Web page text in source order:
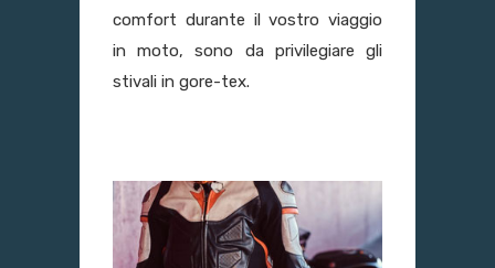
comfort durante il vostro viaggio
in moto, sono da privilegiare gli
stivali in gore-tex.